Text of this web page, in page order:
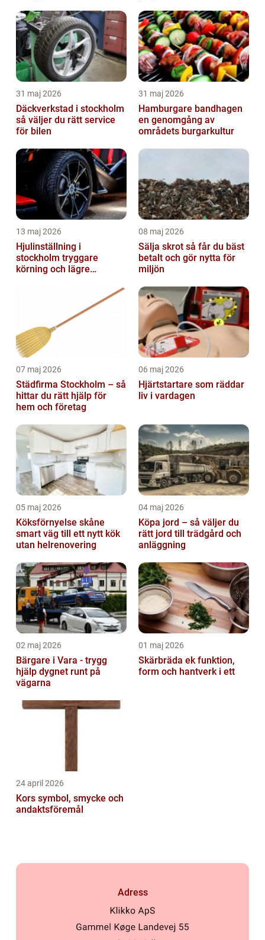
31 maj 2026
Däckverkstad i stockholm
så väljer du rätt service
för bilen
31 maj 2026
Hamburgare bandhagen
en genomgång av
områdets burgarkultur
13 maj 2026
Hjulinställning i
stockholm tryggare
körning och lägre
08 maj 2026
Sälja skrot så får du bäst
betalt och gör nytta för
miljön
07 maj 2026
Städfirma Stockholm – så
hittar du rätt hjälp för
hem och företag
06 maj 2026
Hjärtstartare som räddar
liv i vardagen
05 maj 2026
Köksförnyelse skåne
smart väg till ett nytt kök
utan helrenovering
04 maj 2026
Köpa jord – så väljer du
rätt jord till trädgård och
anläggning
02 maj 2026
Bärgare i Vara - trygg
hjälp dygnet runt på
vägarna
01 maj 2026
Skärbräda ek funktion,
form och hantverk i ett
24 april 2026
Kors symbol, smycke och
andaktsföremål
Adress